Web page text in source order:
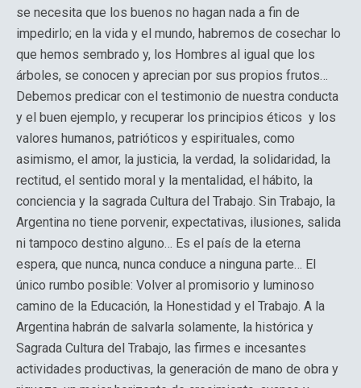
se necesita que los buenos no hagan nada a fin de
impedirlo; en la vida y el mundo, habremos de cosechar lo
que hemos sembrado y, los Hombres al igual que los
árboles, se conocen y aprecian por sus propios frutos…
Debemos predicar con el testimonio de nuestra conducta
y el buen ejemplo, y recuperar los principios éticos y los
valores humanos, patrióticos y espirituales, como
asimismo, el amor, la justicia, la verdad, la solidaridad, la
rectitud, el sentido moral y la mentalidad, el hábito, la
conciencia y la sagrada Cultura del Trabajo. Sin Trabajo, la
Argentina no tiene porvenir, expectativas, ilusiones, salida
ni tampoco destino alguno… Es el país de la eterna
espera, que nunca, nunca conduce a ninguna parte… El
único rumbo posible: Volver al promisorio y luminoso
camino de la Educación, la Honestidad y el Trabajo. A la
Argentina habrán de salvarla solamente, la histórica y
Sagrada Cultura del Trabajo, las firmes e incesantes
actividades productivas, la generación de mano de obra y